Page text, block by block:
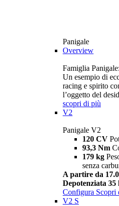
Panigale
Overview
Famiglia
Un esempio di
racing e spirito
l’oggetto del
scopri di più
V2
Panigale V2
120 CV
93,3 Nm
179 kg
senza
A partire da
Depotenziata 35
Configura Scopri
V2 S